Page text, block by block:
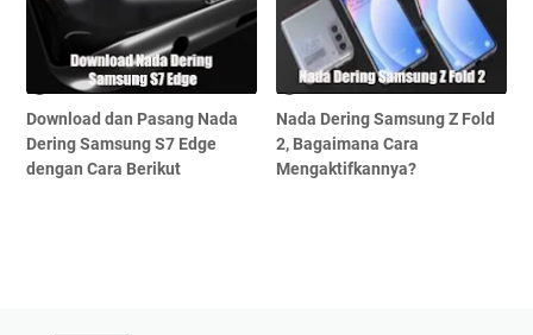
Download dan Pasang Nada
Dering Samsung S7 Edge
dengan Cara Berikut
Nada Dering Samsung Z Fold
2, Bagaimana Cara
Mengaktifkannya?